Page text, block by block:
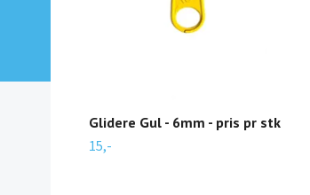
Glidere Gul - 6mm - pris pr stk
15,-